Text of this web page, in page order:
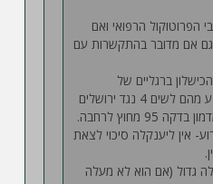
הפרוטוקול הרפואי ואם
אם מדובר בהתקשרות עם
ברגליים של
השחקנים. לא יענקלה מנע מהם לשים 4 נגד ירושלים
מחוץ לרחבה.
אין ליענקלה סיכוי לצאת
גדול (אם הוא לא מעלה